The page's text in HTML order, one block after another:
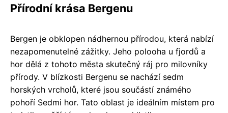
Přírodní krása Bergenu
Bergen je obklopen nádhernou přírodou, která nabízí
nezapomenutelné zážitky. Jeho polooha u fjordů a
hor dělá z tohoto města skutečný ráj pro milovníky
přírody. V blízkosti Bergenu se nachází sedm
horských vrcholů, které jsou součástí známého
pohoří Sedmi hor. Tato oblast je ideálním místem pro